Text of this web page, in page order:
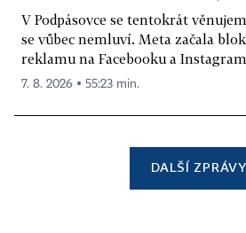
V Podpásovce se tentokrát
se vůbec nemluví. Meta začala
reklamu na Facebooku a
7. 8. 2026 ▪ 55:23 min.
DALŠÍ ZPRÁVY